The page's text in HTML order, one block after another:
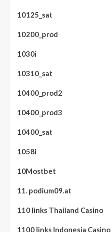
10125_sat
10200_prod
1030i
10310_sat
10400_prod2
10400_prod3
10400_sat
1058i
10Mostbet
11. podium09.at
110 links Thailand Casino
1100 links Indonesia Casino